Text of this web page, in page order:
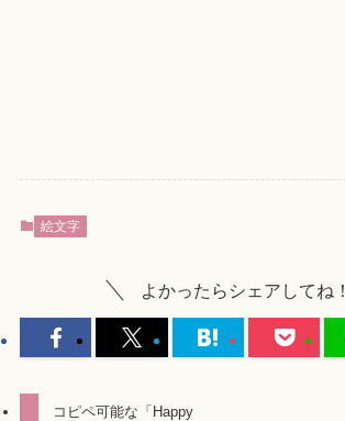
絵文字
よかったらシェアしてね！
コピペ可能な「Happy